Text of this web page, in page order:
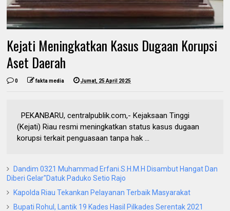
Kejati Meningkatkan Kasus Dugaan Korupsi
Aset Daerah
0 fakta media Jumat, 25 April 2025
PEKANBARU, centralpublik.com,- Kejaksaan Tinggi
(Kejati) Riau resmi meningkatkan status kasus dugaan
korupsi terkait penguasaan tanpa hak ...
Dandim 0321 Muhammad Erfani.S.H.M.H Disambut Hangat Dan
Diberi Gelar"Datuk Paduko Setio Rajo
Kapolda Riau Tekankan Pelayanan Terbaik Masyarakat
Bupati Rohul, Lantik 19 Kades Hasil Pilkades Serentak 2021